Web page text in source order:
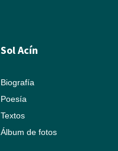
Sol Acín
Biografía
Poesía
Textos
Álbum de fotos